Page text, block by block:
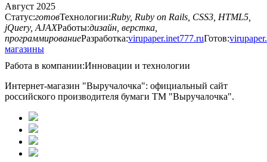
Август 2025
Статус:готовТехнологии:Ruby, Ruby on Rails, CSS3, HTML5,
jQuery, AJAXРаботы:дизайн, верстка,
программированиеРазработка:virupaper.inet777.ruГотов:
магазины
Работа в компании:Инновации и технологии
Интернет-магазин "Выручалочка": официальный сайт
российского производителя бумаги ТМ "Выручалочка".